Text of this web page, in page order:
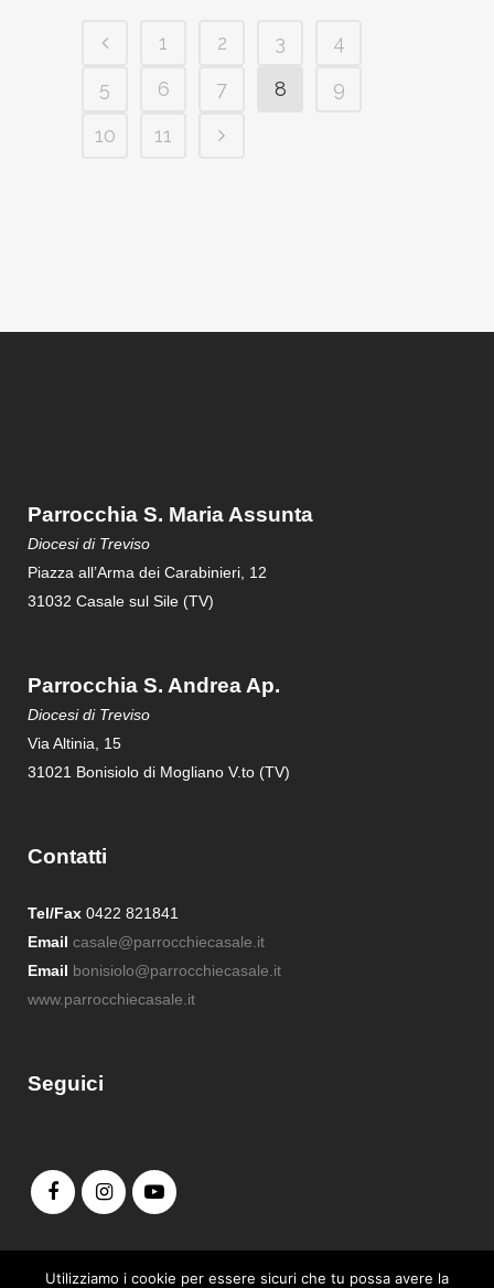
1 2 3
4
5
6 7 8
9
10
11
Parrocchia S. Maria Assunta
Diocesi di Treviso
Piazza all’Arma dei Carabinieri, 12
31032 Casale sul Sile (TV)
Parrocchia S. Andrea Ap.
Diocesi di Treviso
Via Altinia, 15
31021 Bonisiolo di Mogliano V.to (TV)
Contatti
Tel/Fax 0422 821841
Email casale@parrocchiecasale.it
Email bonisiolo@parrocchiecasale.it
www.parrocchiecasale.it
Seguici
Utilizziamo i cookie per essere sicuri che tu possa avere la